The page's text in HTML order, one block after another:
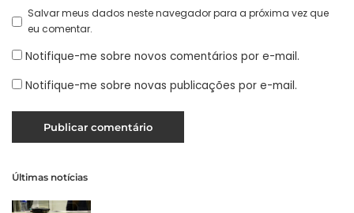
Salvar meus dados neste navegador para a próxima vez que
eu comentar.
Notifique-me sobre novos comentários por e-mail.
Notifique-me sobre novas publicações por e-mail.
Últimas notícias